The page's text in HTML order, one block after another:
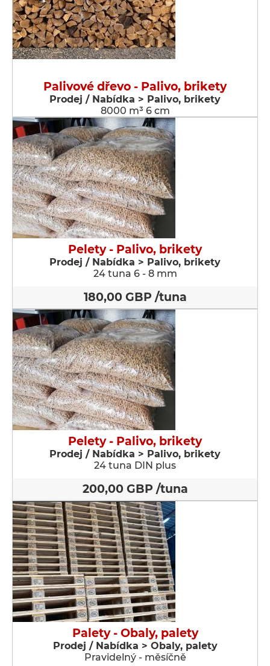
Palivové dřevo - Palivo, brikety
Prodej / Nabídka > Palivo, brikety
8000 m³ 6 cm
Pelety - Palivo, brikety
Prodej / Nabídka > Palivo, brikety
24 tuna 6 - 8 mm
180,00 GBP /tuna
Pelety - Palivo, brikety
Prodej / Nabídka > Palivo, brikety
24 tuna DIN plus
200,00 GBP /tuna
Palety - Obaly, palety
Prodej / Nabídka > Obaly, palety
Pravidelný - měsíčně